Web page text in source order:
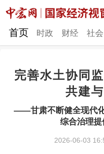
网
财经
信用 视频
首页 时政 财经 社会
完善水土协同
共建
——甘肃不断健全现代
综合治理
2026-06-03